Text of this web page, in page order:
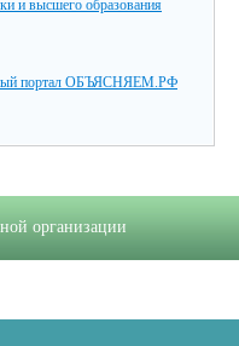
и высшего образования
портал ОБЪЯСНЯЕМ.РФ
организации